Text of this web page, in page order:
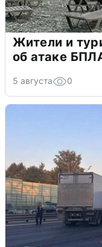
Жители и
об атаке
5 августа 0